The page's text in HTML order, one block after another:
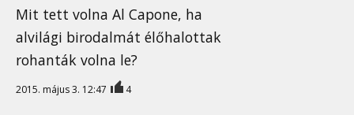
Mit tett volna Al Capone, ha
alvilági birodalmát élőhalottak
rohanták volna le?
2015. május 3. 12:47 4